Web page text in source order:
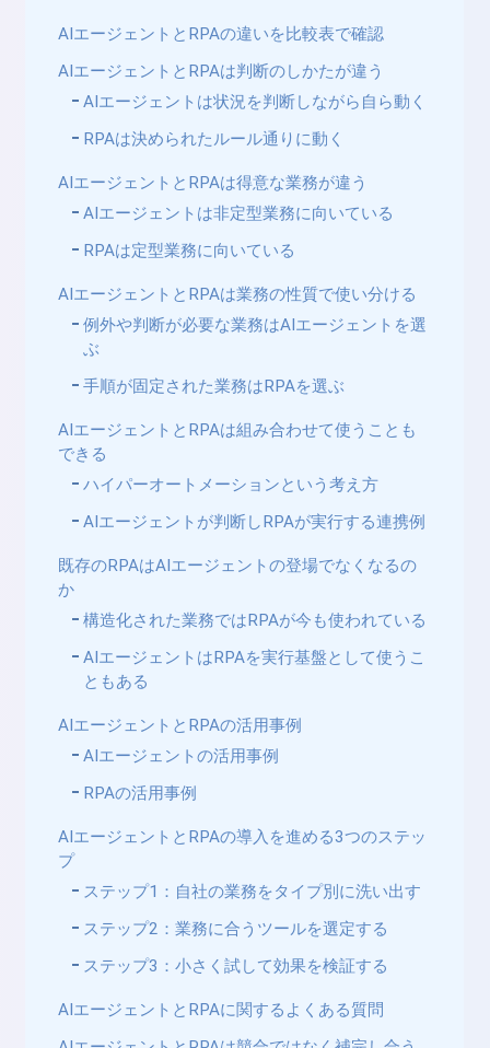
AIエージェントとRPAの違いを比較表で確認
AIエージェントとRPAは判断のしかたが違う
AIエージェントは状況を判断しながら自ら動く
RPAは決められたルール通りに動く
AIエージェントとRPAは得意な業務が違う
AIエージェントは非定型業務に向いている
RPAは定型業務に向いている
AIエージェントとRPAは業務の性質で使い分ける
例外や判断が必要な業務はAIエージェントを選
ぶ
手順が固定された業務はRPAを選ぶ
AIエージェントとRPAは組み合わせて使うことも
できる
ハイパーオートメーションという考え方
AIエージェントが判断しRPAが実行する連携例
既存のRPAはAIエージェントの登場でなくなるの
か
構造化された業務ではRPAが今も使われている
AIエージェントはRPAを実行基盤として使うこ
ともある
AIエージェントとRPAの活用事例
AIエージェントの活用事例
RPAの活用事例
AIエージェントとRPAの導入を進める3つのステッ
プ
ステップ1：自社の業務をタイプ別に洗い出す
ステップ2：業務に合うツールを選定する
ステップ3：小さく試して効果を検証する
AIエージェントとRPAに関するよくある質問